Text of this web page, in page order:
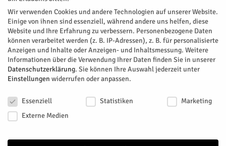
Leben in schwarz-weiß und Farbe
Durch Generationen und Wahrnehmungen getrennt, durch
Mentorenschaft vereint. So kündigte der Kunstverein Jülich
seine aktuelle Ausstellung in der Kulturwerkstatt an der
Düsseldorfer Straße an. Bis zum 13. März sind dort nun die
VonHERZOG Redaktion Januar 29, 2025
Wir verwenden Cookies und andere Technologien auf unserer Website.
Einige von ihnen sind essenziell, während andere uns helfen, diese
Website und Ihre Erfahrung zu verbessern. Personenbezogene Daten
können verarbeitet werden (z. B. IP-Adressen), z. B. für personalisierte
Anzeigen und Inhalte oder Anzeigen- und Inhaltsmessung. Weitere
Informationen über die Verwendung Ihrer Daten finden Sie in unserer
Datenschutzerklärung. Sie können Ihre Auswahl jederzeit unter
Einstellungen widerrufen oder anpassen.
Essenziell
Statistiken
Marketing
Externe Medien